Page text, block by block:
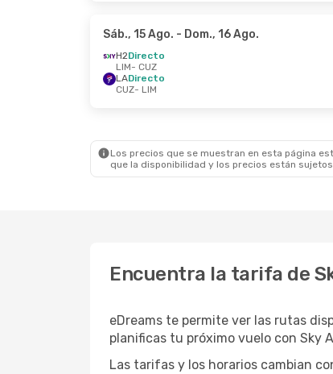
Sáb., 15 Ago. - Dom., 16 Ago.
H2Directo
LIM- CUZ
LADirecto
CUZ- LIM
Los precios que se muestran en esta página
que la disponibilidad y los precios están
Encuentra la tarifa de
eDreams te permite ver las rutas
planificas tu próximo vuelo con Sky
Las tarifas y los horarios cambian